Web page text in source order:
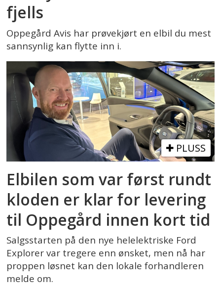
fjells
Oppegård Avis har prøvekjørt en elbil du mest
sannsynlig kan flytte inn i.
PLUSS
Elbilen som var først rundt
kloden er klar for levering
til Oppegård innen kort tid
Salgsstarten på den nye helelektriske Ford
Explorer var tregere enn ønsket, men nå har
proppen løsnet kan den lokale forhandleren
melde om.